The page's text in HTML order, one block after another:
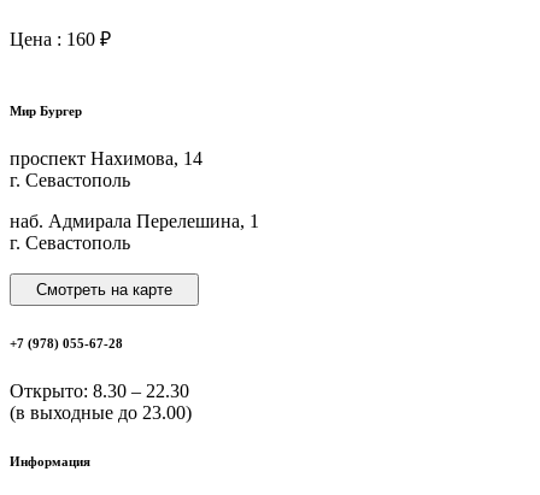
Цена : 160 ₽
Мир Бургер
проспект Нахимова, 14
г. Севастополь
наб. Адмирала Перелешина, 1
г. Севастополь
Смотреть на карте
+7 (978) 055-67-28
Открыто: 8.30 – 22.30
(в выходные до 23.00)
Информация